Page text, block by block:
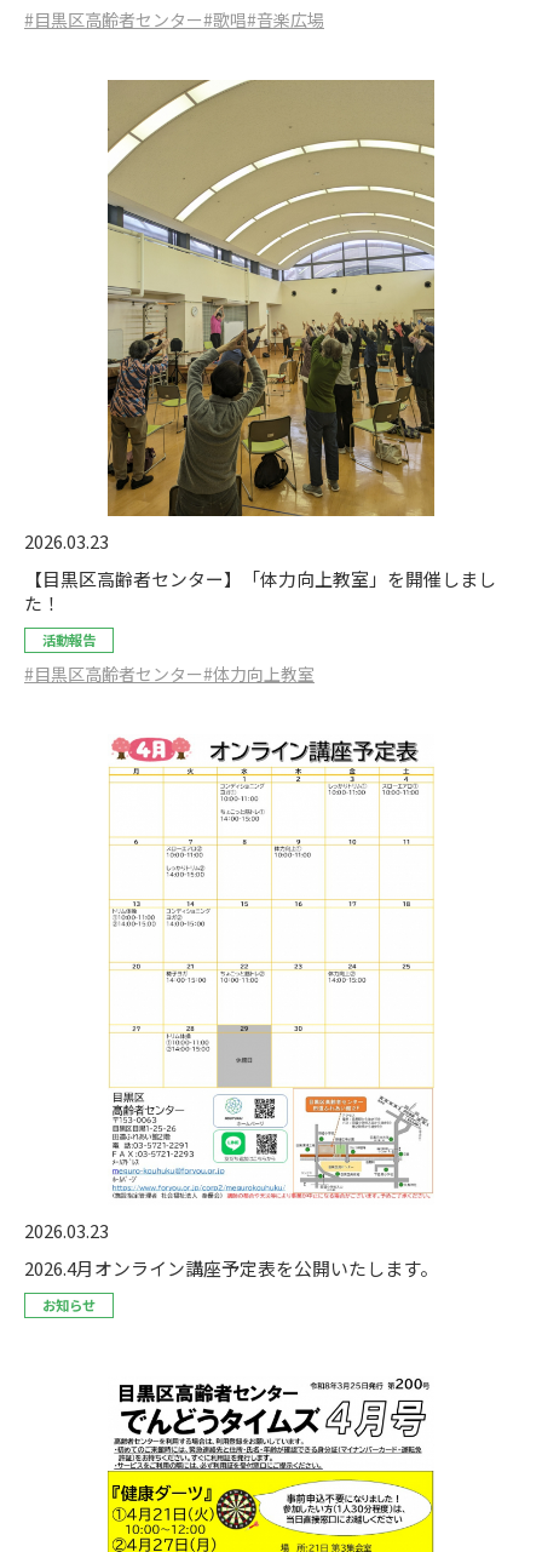
#目黒区高齢者センター#歌唱#音楽広場
2026.03.23
【目黒区高齢者センター】「体力向上教室」を開催しまし
た！
活動報告
#目黒区高齢者センター#体力向上教室
2026.03.23
2026.4月オンライン講座予定表を公開いたします。
お知らせ